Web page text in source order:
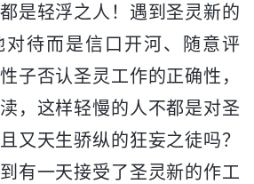
是轻浮之人！遇到圣灵新的
对待而是信口开河、随意评
子否认圣灵工作的正确性，
，这样轻慢的人不都是对圣
又天生骄纵的狂妄之徒吗？
有一天接受了圣灵新的作工